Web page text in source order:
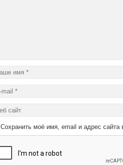
Сохранить моё имя, email и адрес